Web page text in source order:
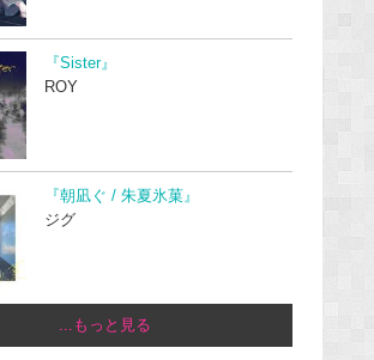
『Sister』
ROY
『朝凪ぐ / 朱夏氷菓』
ジグ
...もっと見る